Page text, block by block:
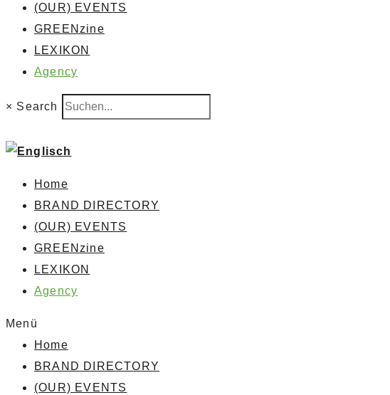
(OUR) EVENTS
GREENzine
LEXIKON
Agency
× Search
Home
BRAND DIRECTORY
(OUR) EVENTS
GREENzine
LEXIKON
Agency
Menü
Home
BRAND DIRECTORY
(OUR) EVENTS